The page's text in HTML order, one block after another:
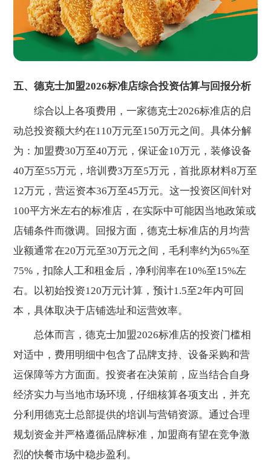
五、德克士加盟2026标准店综合投资估算与回报分析
综合以上各项费用，一家德克士2026标准店的启
动总投资额大约在110万元至150万元之间。具体分解
为：加盟费30万至40万元，保证金10万元，装修设备
40万至55万元，培训费3万至5万元，首批原材料8万至
12万元，营运资本36万至45万元。这一投资区间针对
100平方米左右的标准店，在实际中可能因当地政策或
店铺条件而微调。回报方面，德克士标准店的月均营
业额通常在20万元至30万元之间，毛利率约为65%至
75%，扣除人工和租金后，净利润率在10%至15%左
右。以初始投资120万元计算，预计1.5至2年内可回
本，具体取决于店铺选址和运营效率。
总体而言，德克士加盟2026标准店的投资门槛相
对适中，费用明细中包含了品牌支持、设备采购和营
运保障等方方面面。投资者在决策前，应当结合自身
经济实力与当地市场环境，仔细核算各项支出，并充
分利用德克士总部提供的培训与营销资源。通过合理
规划资金并严格遵循品牌标准，加盟商有望在竞争激
烈的快餐市场中稳步盈利。